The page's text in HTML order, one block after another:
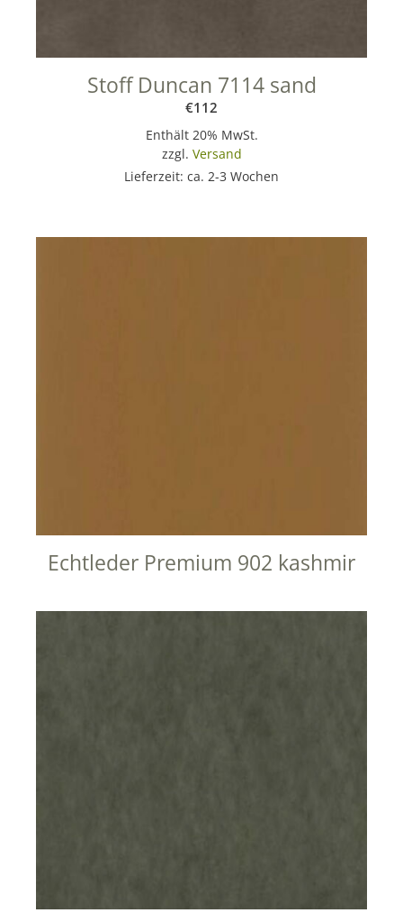
Stoff Duncan 7114 sand
€112
Enthält 20% MwSt.
zzgl. Versand
Lieferzeit: ca. 2-3 Wochen
Echtleder Premium 902 kashmir